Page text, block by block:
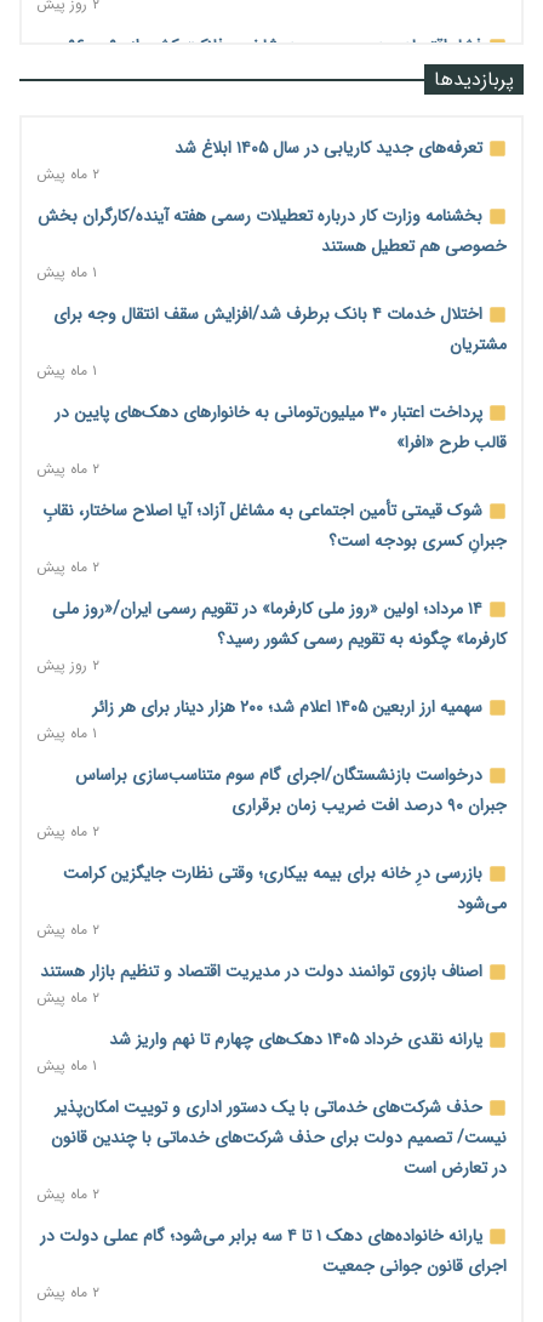
فشار اقتصادی در مسیر صعود؛ شاخص فلاکت کشور از ۹۰ به ۹۶
درصد رسید
رشد ۷۵ هزار میلیاردی بازار خرید اعتباری؛ فین‌تک‌ها وارد میدان
احتمال اختلال ۲۴ ساعته در سامانه‌های تأمین اجتماعی
۲ روز پیش
آغاز اجرای پایلوت «ردا کارت» برای دانشجویان تحصیلات تکمیلی
محدودیت تازه برای شبکه بانکی؛ افزایش سپرده قانونی با هدف
کنترل تورم
ترمز تولید خودرو کشیده شد؛ افت ۲۵ درصدی تیراژ ایران‌خودرو،
سایپا و پارس‌خودرو
نماینده مجلس: توسعه مرزهای زمینی به راهبرد تأمین کالاهای
خانه کارگر قزوین: شکاف دستمزد و هزینه معیشت هر روز عمیق‌تر
می‌شود
رئیس سازمان امور مالیاتی: بلاگرهای پردرآمد مشمول پرداخت
مالیات هستند
پیش‌بینی افزایش تولید برنج؛ نیاز وارداتی کشور به ۵۰۰ هزار تن
کاهش می‌یابد
۲ روز پیش
اختیارات جدید گمرکات برای تمدید ورود موقت کالا و خودرو تا
پایان شهریور ابلاغ شد
۲ روز پیش
فهرست کالاهای فولادی و فلزات مشمول بازگشت ۱۰۰ درصد ارز
صادراتی ابلاغ شد
۲ روز پیش
پربازدیدها
تعرفه‌های جدید کاریابی در سال ۱۴۰۵ ابلاغ شد
۲ ماه پیش
بخشنامه وزارت کار درباره تعطیلات رسمی هفته آینده/کارگران بخش
خصوصی هم تعطیل هستند
۱ ماه پیش
اختلال خدمات ۴ بانک برطرف شد/افزایش سقف انتقال وجه برای
مشتریان
۱ ماه پیش
پرداخت اعتبار ۳۰ میلیون‌تومانی به خانوارهای دهک‌های پایین در
قالب طرح «افرا»
۲ ماه پیش
شوک قیمتی تأمین اجتماعی به مشاغل آزاد؛ آیا اصلاح ساختار، نقابِ
جبرانِ کسری بودجه است؟
۲ ماه پیش
۱۴ مرداد؛ اولین «روز ملی کارفرما» در تقویم رسمی ایران/«روز ملی
کارفرما» چگونه به تقویم رسمی کشور رسید؟
۲ روز پیش
سهمیه ارز اربعین ۱۴۰۵ اعلام شد؛ ۲۰۰ هزار دینار برای هر زائر
۱ ماه پیش
درخواست بازنشستگان/اجرای گام سوم متناسب‌سازی براساس
جبران ۹۰ درصد افت ضریب زمان برقراری
۲ ماه پیش
بازرسی درِ خانه برای بیمه بیکاری؛ وقتی نظارت جایگزین کرامت
می‌شود
۲ ماه پیش
اصناف بازوی توانمند دولت در مدیریت اقتصاد و تنظیم بازار هستند
۲ ماه پیش
یارانه نقدی خرداد ۱۴۰۵ دهک‌های چهارم تا نهم واریز شد
۱ ماه پیش
حذف شرکت‌های خدماتی با یک دستور اداری و توییت امکان‌پذیر
نیست/ تصمیم دولت برای حذف شرکت‌های خدماتی با چندین قانون
در تعارض است
۲ ماه پیش
یارانه خانواده‌های دهک ۱ تا ۴ سه برابر می‌شود؛ گام عملی دولت در
اجرای قانون جوانی جمعیت
۲ ماه پیش